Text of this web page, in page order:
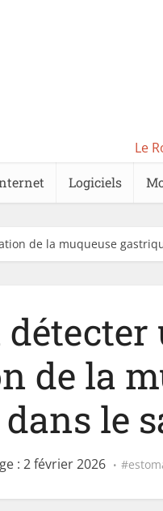
Le
Logiciels
de la muqueuse
de la
le
: 2 février 2026